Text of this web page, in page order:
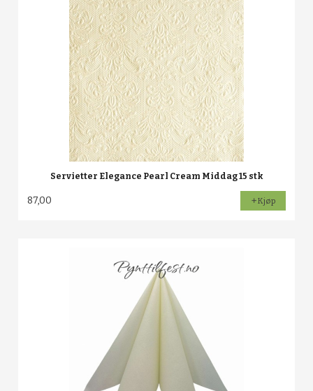
Servietter Elegance Pearl Cream Middag 15 stk
87,00 Kjøp